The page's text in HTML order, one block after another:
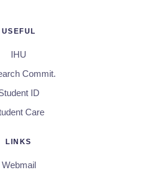
USEFUL
IHU
Commit.
ID
Care
LINKS
Webmail